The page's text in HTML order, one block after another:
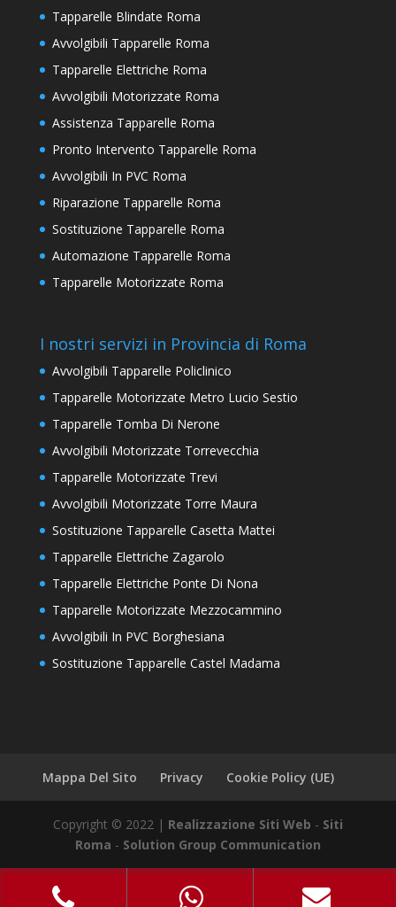
Tapparelle Blindate Roma
Avvolgibili Tapparelle Roma
Tapparelle Elettriche Roma
Avvolgibili Motorizzate Roma
Assistenza Tapparelle Roma
Pronto Intervento Tapparelle Roma
Avvolgibili In PVC Roma
Riparazione Tapparelle Roma
Sostituzione Tapparelle Roma
Automazione Tapparelle Roma
Tapparelle Motorizzate Roma
I nostri servizi in Provincia di Roma
Avvolgibili Tapparelle Policlinico
Tapparelle Motorizzate Metro Lucio Sestio
Tapparelle Tomba Di Nerone
Avvolgibili Motorizzate Torrevecchia
Tapparelle Motorizzate Trevi
Avvolgibili Motorizzate Torre Maura
Sostituzione Tapparelle Casetta Mattei
Tapparelle Elettriche Zagarolo
Tapparelle Elettriche Ponte Di Nona
Tapparelle Motorizzate Mezzocammino
Avvolgibili In PVC Borghesiana
Sostituzione Tapparelle Castel Madama
Mappa Del Sito Privacy Cookie Policy (UE)
Copyright © 2022 | Realizzazione Siti Web - Siti
Roma - Solution Group Communication